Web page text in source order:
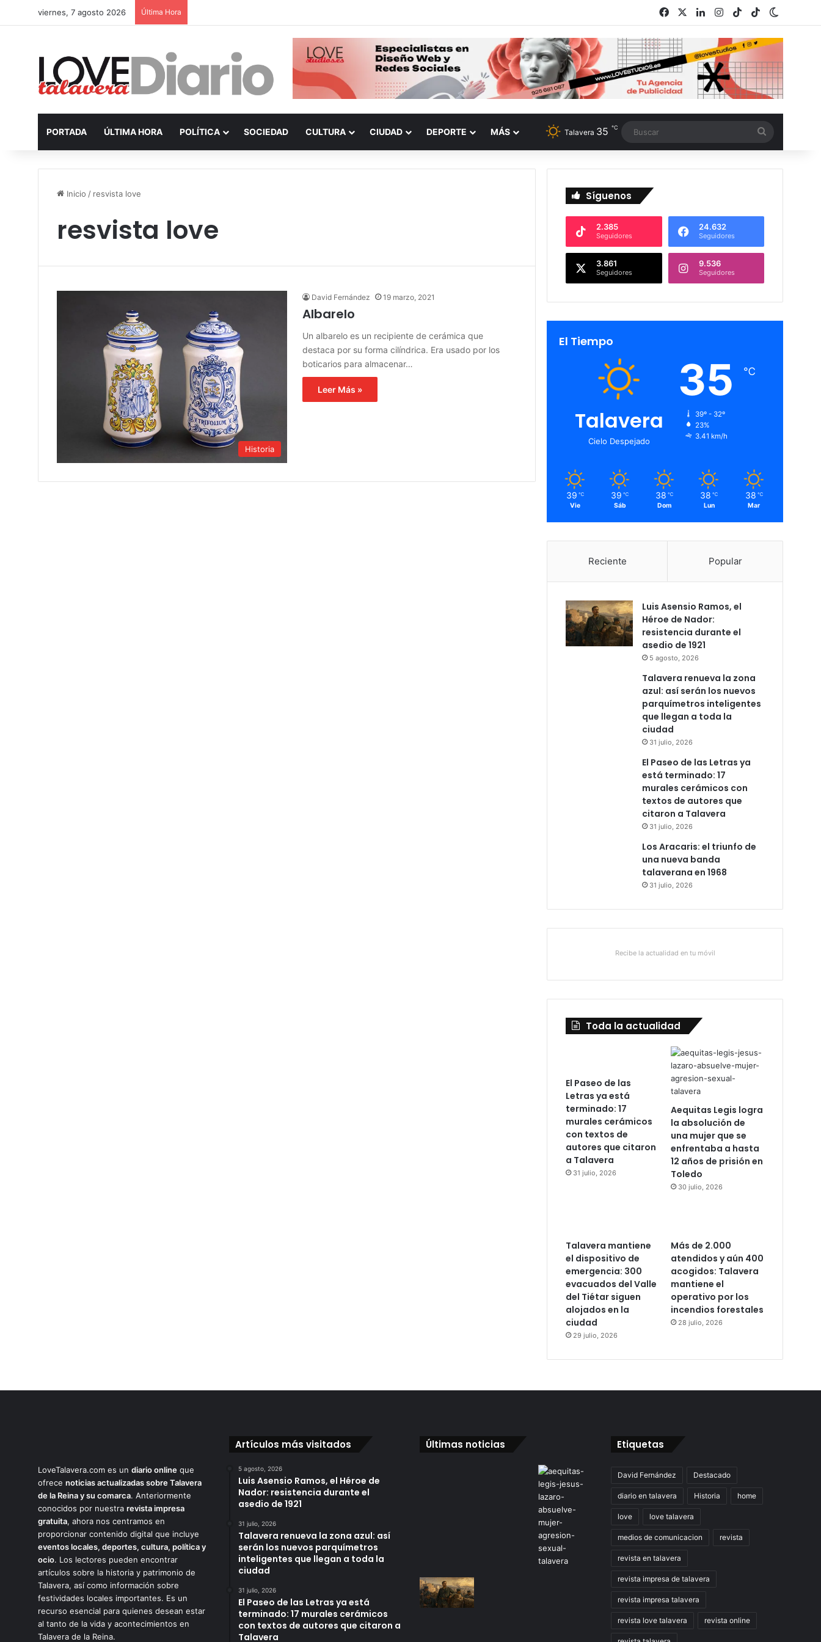
viernes, 7 agosto 2026 Última Hora Facebook LinkedInInstagram
TikTokRSS
PORTADA ÚLTIMA HORA POLÍTICA SOCIEDAD CULTURA CIUDAD DEPORTE MÁS Talavera 35 ℃
Inicio / resvista love
resvista love
Historia
David Fernández 19 marzo, 2021
Albarelo
Un albarelo es un recipiente de cerámica que
destaca por su forma cilíndrica. Era usado por los
boticarios para almacenar…
Leer Más »
Síguenos
2.385
Seguidores
24.632
Seguidores
3.861
Seguidores
9.536
Seguidores
El Tiempo
Talavera
Cielo Despejado
35 ℃
39º - 32º
23%
3.41 km/h
39 ℃
Vie
39 ℃
Sáb
38 ℃
Dom
38 ℃
Lun
38 ℃
Mar
Reciente Popular
Luis Asensio Ramos, el
Héroe de Nador:
resistencia durante el
asedio de 1921
5 agosto, 2026
Talavera renueva la zona
azul: así serán los nuevos
parquímetros inteligentes
que llegan a toda la
ciudad
31 julio, 2026
El Paseo de las Letras ya
está terminado: 17
murales cerámicos con
textos de autores que
citaron a Talavera
31 julio, 2026
Los Aracaris: el triunfo de
una nueva banda
talaverana en 1968
31 julio, 2026
Recibe la actualidad en tu móvil
Toda la actualidad
El Paseo de las
Letras ya está
terminado: 17
murales cerámicos
con textos de
autores que citaron
a Talavera
31 julio, 2026
Aequitas Legis logra
la absolución de
una mujer que se
enfrentaba a hasta
12 años de prisión en
Toledo
30 julio, 2026
Talavera mantiene
el dispositivo de
emergencia: 300
evacuados del Valle
del Tiétar siguen
alojados en la
ciudad
29 julio, 2026
Más de 2.000
atendidos y aún 400
acogidos: Talavera
mantiene el
operativo por los
incendios forestales
28 julio, 2026
LoveTalavera.com es un diario online que
ofrece noticias actualizadas sobre Talavera
de la Reina y su comarca. Anteriormente
conocidos por nuestra revista impresa
gratuita, ahora nos centramos en
proporcionar contenido digital que incluye
eventos locales, deportes, cultura, política y
ocio. Los lectores pueden encontrar
artículos sobre la historia y patrimonio de
Talavera, así como información sobre
festividades locales importantes. Es un
recurso esencial para quienes desean estar
al tanto de la vida y acontecimientos en
Talavera de la Reina.
Artículos más visitados
5 agosto, 2026
Luis Asensio Ramos, el Héroe de
Nador: resistencia durante el
asedio de 1921
31 julio, 2026
Talavera renueva la zona azul: así
serán los nuevos parquímetros
inteligentes que llegan a toda la
ciudad
31 julio, 2026
El Paseo de las Letras ya está
terminado: 17 murales cerámicos
con textos de autores que citaron a
Talavera
Últimas noticias Etiquetas
David Fernández Destacado
diario en talavera Historia home
love love talavera
medios de comunicacion revista
revista en talavera
revista impresa de talavera
revista impresa talavera
revista love talavera revista online